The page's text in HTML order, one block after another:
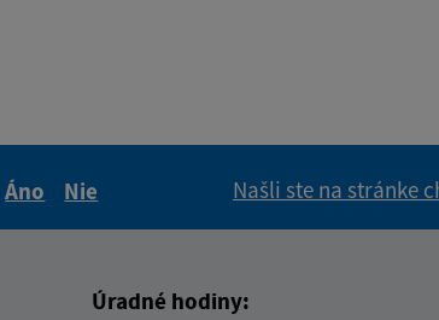
Áno
Nie
Našli ste na stránke
Úradné hodiny: